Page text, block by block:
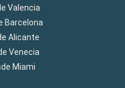
Valencia
Barcelona
Alicante
Venecia
Miami